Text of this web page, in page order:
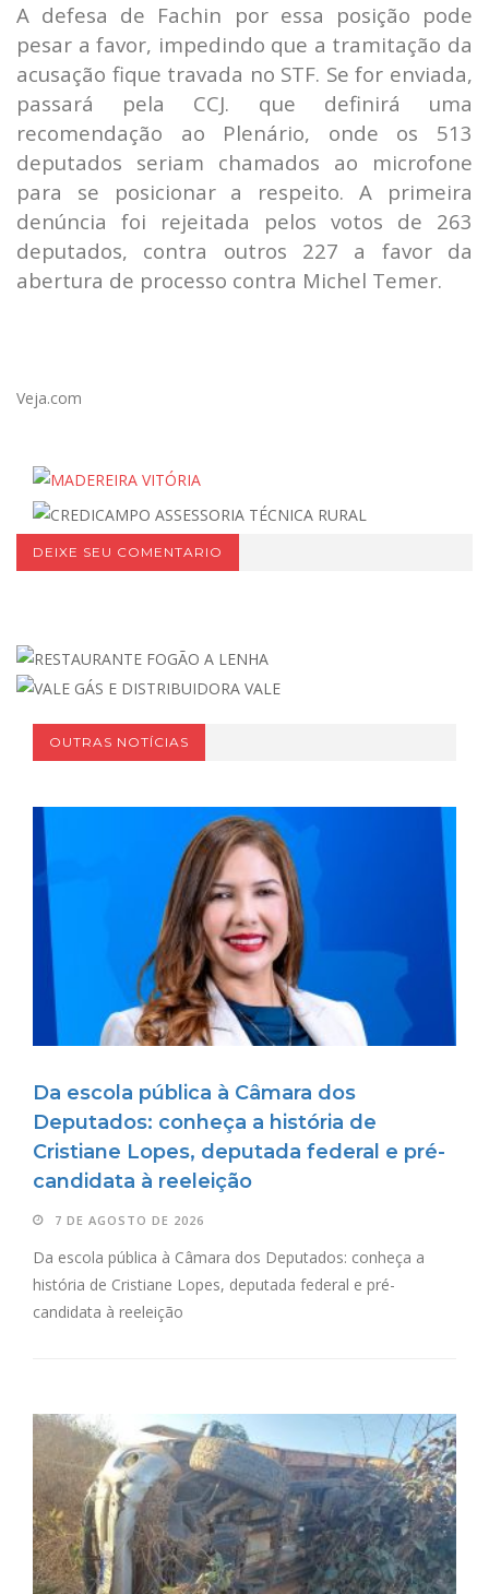
A defesa de Fachin por essa posição pode
pesar a favor, impedindo que a tramitação da
acusação fique travada no STF. Se for enviada,
passará pela CCJ. que definirá uma
recomendação ao Plenário, onde os 513
deputados seriam chamados ao microfone
para se posicionar a respeito. A primeira
denúncia foi rejeitada pelos votos de 263
deputados, contra outros 227 a favor da
abertura de processo contra Michel Temer.
Veja.com
DEIXE SEU COMENTARIO
OUTRAS NOTÍCIAS
Da escola pública à Câmara dos
Deputados: conheça a história de
Cristiane Lopes, deputada federal e pré-
candidata à reeleição
7 DE AGOSTO DE 2026
Da escola pública à Câmara dos Deputados: conheça a
história de Cristiane Lopes, deputada federal e pré-
candidata à reeleição